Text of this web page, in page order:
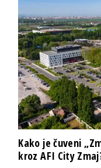
Kako je čuveni
kroz AFI City